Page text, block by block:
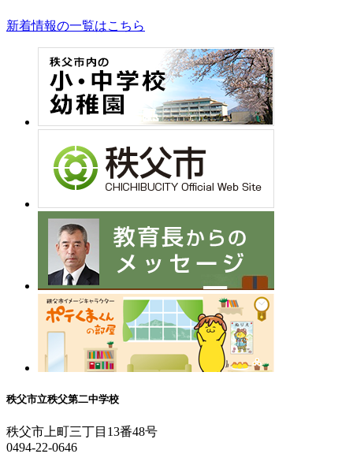
新着情報の一覧はこちら
秩父市立秩父第二中学校
秩父市上町三丁目13番48号
0494-22-0646